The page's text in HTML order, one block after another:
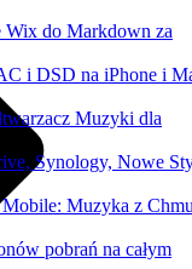
do Markdown za
i DSD na iPhone i
Muzyki dla
Synology, Nowe
Mobile: Muzyka z
pobrań na całym